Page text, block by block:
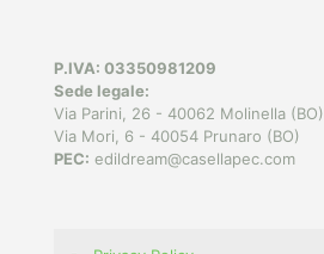
P.IVA: 03350981209
Sede legale:
Via Parini, 26 - 40062 Molinella (BO)
Via Mori, 6 - 40054 Prunaro (BO)
PEC: edildream@casellapec.com